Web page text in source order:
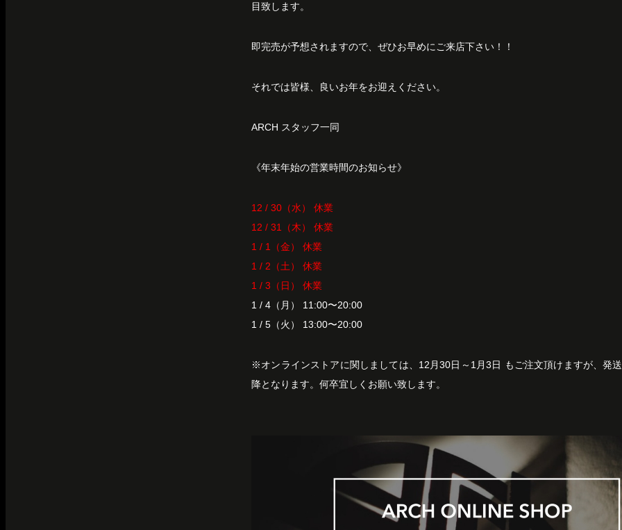
目致します。
即完売が予想されますので、ぜひお早めにご来店下さい！！
それでは皆様、良いお年をお迎えください。
ARCH スタッフ一同
《年末年始の営業時間のお知らせ》
12 / 30（水） 休業
12 / 31（木） 休業
1 / 1（金） 休業
1 / 2（土） 休業
1 / 3（日） 休業
1 / 4（月） 11:00〜20:00
1 / 5（火） 13:00〜20:00
※オンラインストアに関しましては、12月30日～1月3日 もご注文頂けますが、発
降となります。何卒宜しくお願い致します。